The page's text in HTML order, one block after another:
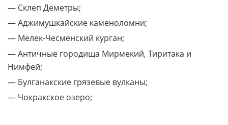
— Склеп Деметры;
— Аджимушкайские каменоломни;
— Мелек-Чесменский курган;
— Античные городища Мирмекий, Тиритака и
Нимфей;
— Булганакские грязевые вулканы;
— Чокракское озеро;